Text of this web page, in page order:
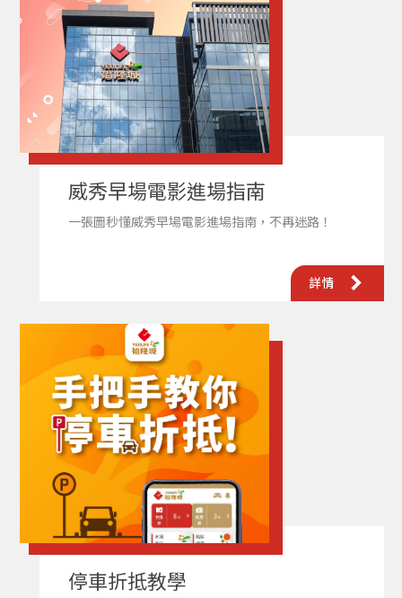
威秀早場電影進場指南
一張圖秒懂威秀早場電影進場指南，不再迷路！
詳情
停車折抵教學